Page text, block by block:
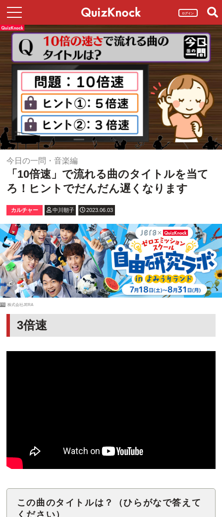
ログイン
今日の一問・音楽編
「10倍速」で流れる曲のタイトルを当て
ろ！ヒントでだんだん遅くなります
カルチャー 中川朝子 2023.06.03
PR 株式会社JERA
3倍速
この曲のタイトルは？（ひらがなで答えて
ください）